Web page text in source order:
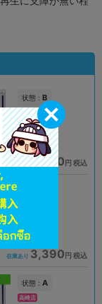
状態 : B
オンライン
在庫あり 1,890円 税込
在庫あり 3,390円 税込
状態 : A
高崎店